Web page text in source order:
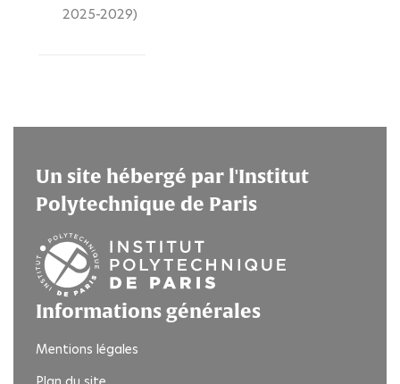
2025-2029)
Un site hébergé par l'Institut
Polytechnique de Paris
Informations générales
Mentions légales